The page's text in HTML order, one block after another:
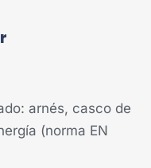
arnés, casco de
(norma EN